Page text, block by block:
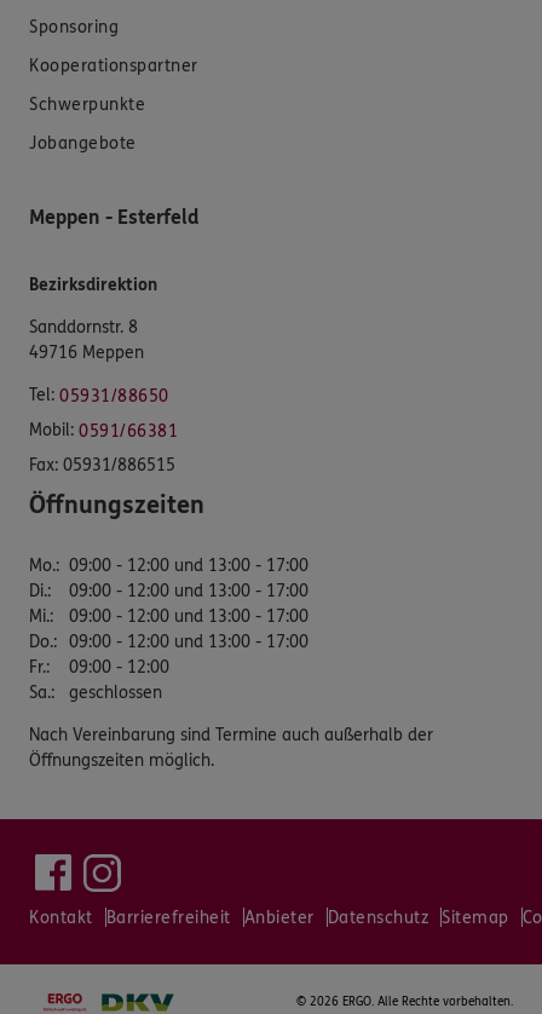
Sponsoring
Kooperationspartner
Schwerpunkte
Jobangebote
Meppen - Esterfeld
Bezirksdirektion
Sanddornstr. 8
49716 Meppen
Tel: 05931/88650
Mobil: 0591/66381
Fax: 05931/886515
Öffnungszeiten
Mo.: 09:00 - 12:00 und 13:00 - 17:00
Di.:
09:00 - 12:00 und 13:00 - 17:00
Mi.:
09:00 - 12:00 und 13:00 - 17:00
Do.: 09:00 - 12:00 und 13:00 - 17:00
Fr.:
09:00 - 12:00
Sa.: geschlossen
Nach Vereinbarung sind Termine auch außerhalb der
Öffnungszeiten möglich.
Kontakt Barrierefreiheit Anbieter Datenschutz Sitemap
© 2026 ERGO. Alle Rechte vorbehalten.